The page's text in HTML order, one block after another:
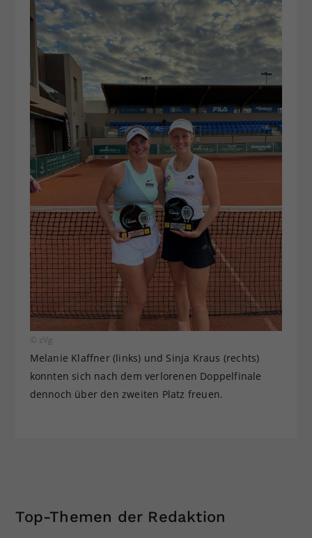
© zVg
Melanie Klaffner (links) und Sinja Kraus (rechts)
konnten sich nach dem verlorenen Doppelfinale
dennoch über den zweiten Platz freuen.
Top-Themen der Redaktion